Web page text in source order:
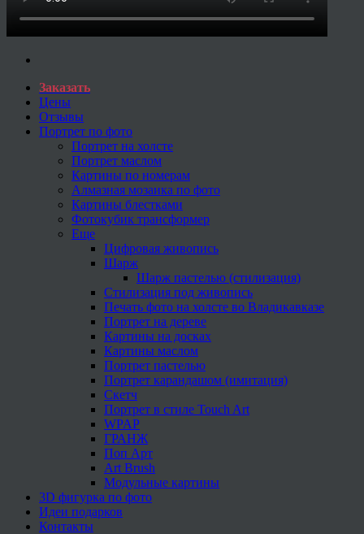
Заказать
Цены
Отзывы
Портрет по фото
Портрет на холсте
Портрет маслом
Картины по номерам
Алмазная мозаика по фото
Картины блестками
Фотокубик трансформер
Еще
Цифровая живопись
Шарж
Шарж пастелью (стилизация)
Стилизация под живопись
Печать фото на холсте во Владикавказе
Портрет на дереве
Картины на досках
Картины маслом
Портрет пастелью
Портрет карандашом (имитация)
Скетч
Портрет в стиле Touch Art
WPAP
ГРАНЖ
Поп Арт
Art Brush
Модульные картины
3D фигурка по фото
Идеи подарков
Контакты